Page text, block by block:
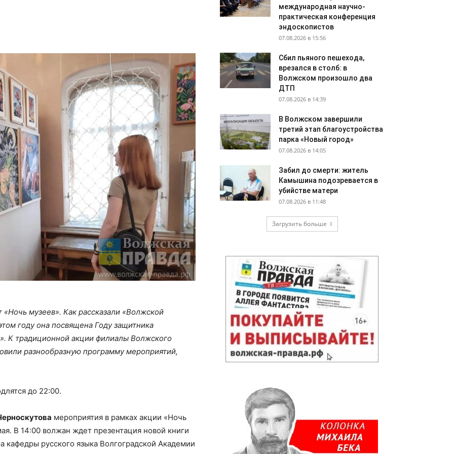
музеев». Как рассказали «Волжской
году она посвящена Году защитника
К традиционной акции филиалы Волжского
разнообразную программу мероприятий,
до 22:00.
мероприятия в рамках акции «Ночь
В 14:00 волжан ждет презентация новой книги
кафедры русского языка Волгоградской Академии
международная научно-
практическая конференция
эндоскопистов
07.08.2026 в 15:56
Сбил пьяного пешехода,
врезался в столб: в
Волжском произошло два
ДТП
07.08.2026 в 14:39
В Волжском завершили
третий этап благоустройства
парка «Новый город»
07.08.2026 в 14:05
Забил до смерти: житель
Камышина подозревается в
убийстве матери
07.08.2026 в 11:48
Загрузить больше